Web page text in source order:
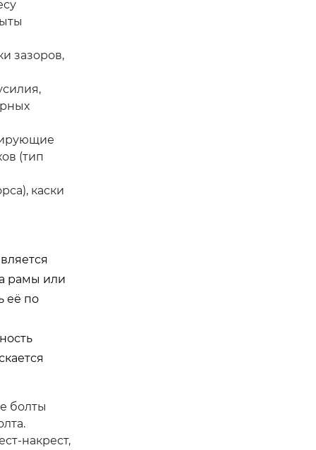
зазоров,
(тип
каски
рамы или
её по
болты
накрест,